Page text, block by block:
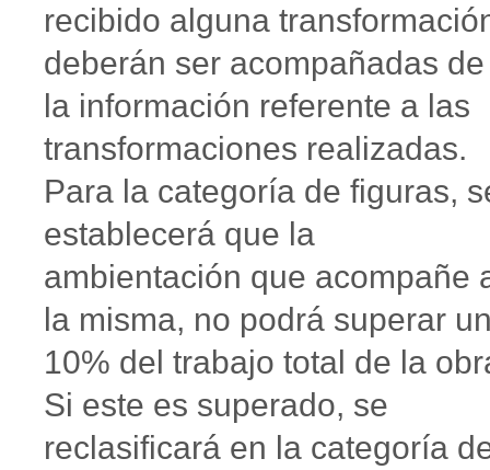
recibido alguna
deberán ser acompañadas de
la información referente a las
transformaciones realizadas.
Para la categoría de figuras,
establecerá que la
ambientación que acompañe
la misma, no podrá superar
10% del trabajo total de la
Si este es superado, se
reclasificará en la categoría